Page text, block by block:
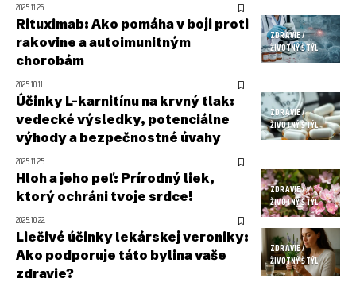
2025.11.26.
ZDRAVIE /
ŽIVOTNÝ ŠTÝL
Rituximab: Ako pomáha v boji proti
rakovine a autoimunitným
chorobám
2025.10.11.
ZDRAVIE /
ŽIVOTNÝ ŠTÝL
Účinky L-karnitínu na krvný tlak:
vedecké výsledky, potenciálne
výhody a bezpečnostné úvahy
2025.11.25.
ZDRAVIE /
ŽIVOTNÝ ŠTÝL
Hloh a jeho peľ: Prírodný liek,
ktorý ochráni tvoje srdce!
2025.10.22.
ZDRAVIE /
ŽIVOTNÝ ŠTÝL
Liečivé účinky lekárskej veroniky:
Ako podporuje táto bylina vaše
zdravie?